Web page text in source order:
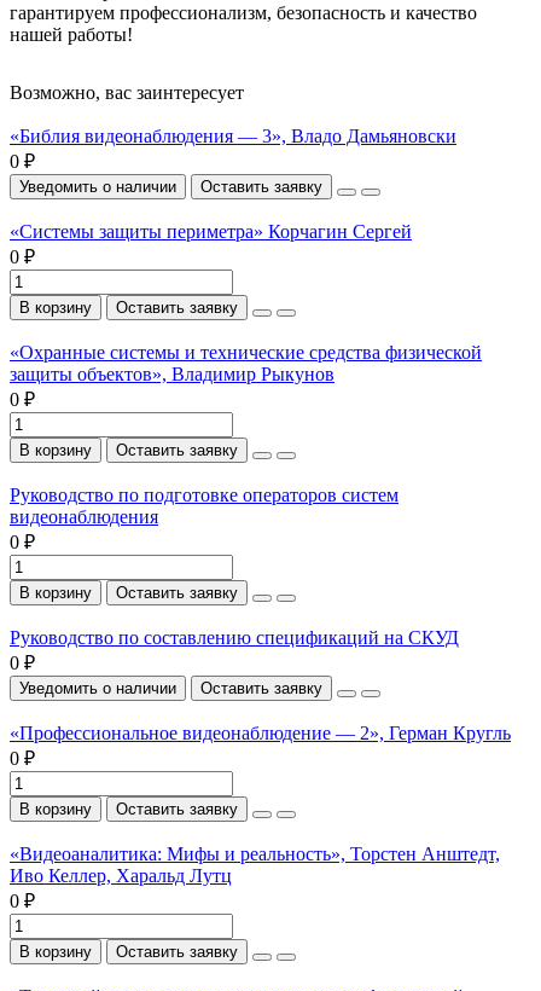
гарантируем профессионализм, безопасность и качество
нашей работы!
Возможно, вас заинтересует
«Библия видеонаблюдения — 3», Владо Дамьяновски
0 ₽
Уведомить о наличии Оставить заявку
«Системы защиты периметра» Корчагин Сергей
0 ₽
В корзину Оставить заявку
«Охранные системы и технические средства физической
защиты объектов», Владимир Рыкунов
0 ₽
В корзину Оставить заявку
Руководство по подготовке операторов систем
видеонаблюдения
0 ₽
В корзину Оставить заявку
Руководство по составлению спецификаций на СКУД
0 ₽
Уведомить о наличии Оставить заявку
«Профессиональное видеонаблюдение — 2», Герман Кругль
0 ₽
В корзину Оставить заявку
«Видеоаналитика: Мифы и реальность», Торстен Анштедт,
Иво Келлер, Харальд Лутц
0 ₽
В корзину Оставить заявку